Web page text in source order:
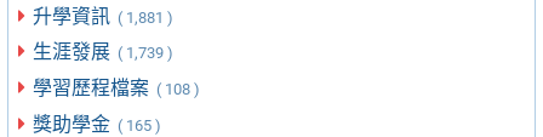
升學資訊 ( 1,881 )
生涯發展 ( 1,739 )
學習歷程檔案 ( 108 )
獎助學金 ( 165 )